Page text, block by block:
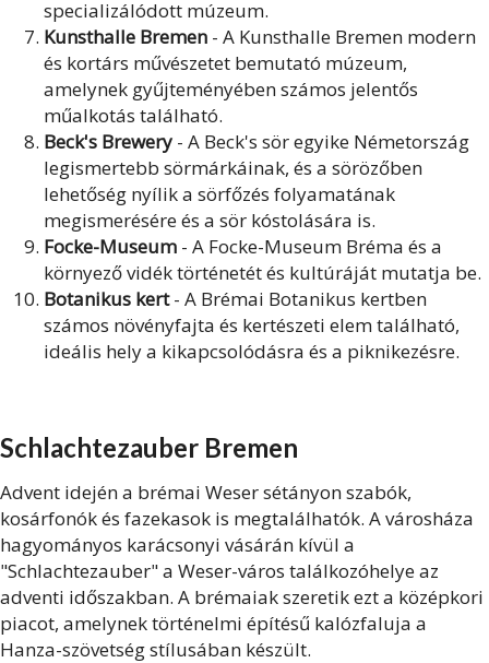
specializálódott múzeum.
Kunsthalle Bremen - A Kunsthalle Bremen modern
és kortárs művészetet bemutató múzeum,
amelynek gyűjteményében számos jelentős
műalkotás található.
Beck's Brewery - A Beck's sör egyike Németország
legismertebb sörmárkáinak, és a sörözőben
lehetőség nyílik a sörfőzés folyamatának
megismerésére és a sör kóstolására is.
Focke-Museum - A Focke-Museum Bréma és a
környező vidék történetét és kultúráját mutatja be.
Botanikus kert- A Brémai Botanikus kertben
számos növényfajta és kertészeti elem található,
ideális hely a kikapcsolódásra és a piknikezésre.
Schlachtezauber Bremen
Advent idején a brémai Weser sétányon szabók,
kosárfonók és fazekasok is megtalálhatók. A városháza
hagyományos karácsonyi vásárán kívül a
"Schlachtezauber" a Weser-város találkozóhelye az
adventi időszakban. A brémaiak szeretik ezt a középkori
piacot, amelynek történelmi építésű kalózfaluja a
Hanza-szövetség stílusában készült.